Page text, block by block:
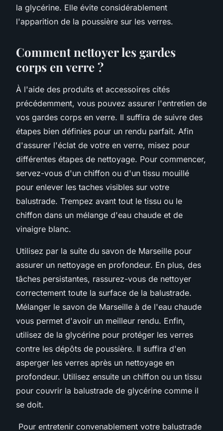
la glycérine. Elle évite considérablement
l'apparition de la poussière sur les verres.
Comment nettoyer les gardes
corps en verre ?
À l'aide des produits et accessoires cités
précédemment, vous pouvez assurer l'entretien de
vos gardes corps en verre. Il suffira de suivre des
étapes bien définies pour un rendu parfait. Afin
d'assurer l'éclat de votre en verre, misez pour
différentes étapes de nettoyage. Pour commencer,
servez-vous d'un chiffon ou d'un tissu mouillé
pour enlever les taches visibles sur votre
balustrade. Trempez avant tout le tissu ou le
chiffon dans un mélange d'eau chaude et de
vinaigre blanc.
Utilisez par la suite du savon de Marseille pour
assurer un nettoyage en profondeur. En plus, des
tâches persistantes, rassurez-vous de nettoyer
correctement toute la surface de la balustrade.
Mélanger le savon de Marseille à de l'eau chaude
vous permet d'avoir un meilleur rendu. Enfin,
utilisez de la glycérine pour protéger les verres
contre les dépôts de poussière. Il suffira d'en
asperger les verres après un nettoyage en
profondeur. Utilisez ensuite un chiffon ou un tissu
pour couvrir la balustrade de glycérine comme il
se doit.
Pour entretenir convenablement votre balustrade